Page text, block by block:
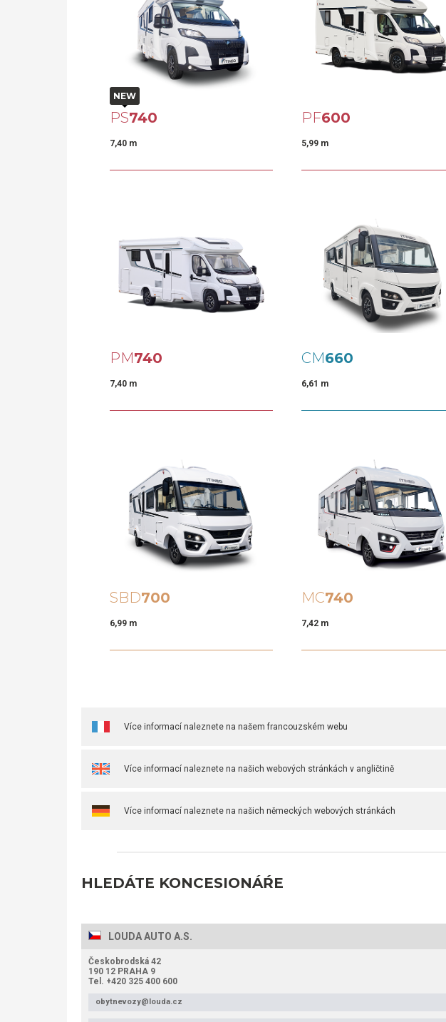
PS740
NEW
7,40 m
PF600
5,99 m
PM740
7,40 m
CM660
6,61 m
SBD700
6,99 m
MC740
7,42 m
Více informací naleznete na našem francouzském webu
Více informací naleznete na našich webových stránkách v angličtině
Více informací naleznete na našich německých webových stránkách
HLEDÁTE KONCESIONÁŔE
LOUDA AUTO A.S.
Českobrodská 42
190 12 PRAHA 9
Tel. +420 325 400 600
obytnevozy@louda.cz